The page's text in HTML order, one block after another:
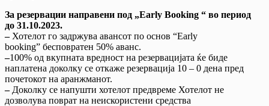
За резервации направени под „Еarly Booking “ во период
до 31.10.2023.
– Хотелот го задржува авансот по основ “Early
booking” бесповратен 50% аванс.
–100% од вкупната вредност на резервацијата ќе биде
наплатена доколку се откаже резервација 10 – 0 дена пред
почетокот на аранжманот.
– Доколку се напушти хотелот предвреме Хотелот не
дозволува поврат на неискористени средства